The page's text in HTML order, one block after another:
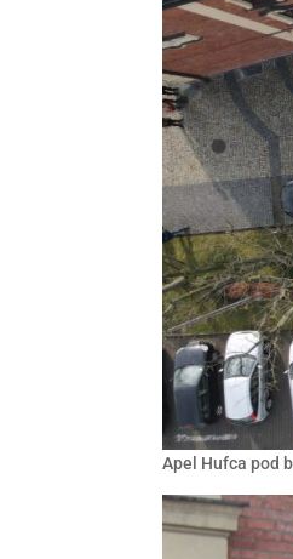
Apel Hufca pod